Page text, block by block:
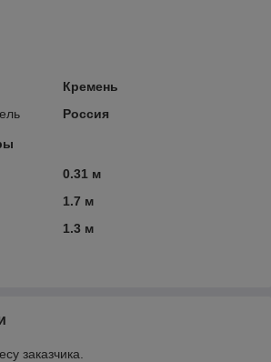
Кремень
Россия
0.31 м
1.7 м
1.3 м
заказчика.